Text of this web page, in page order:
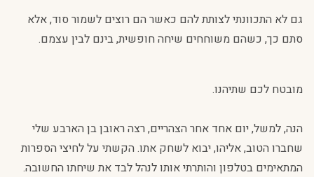
גם לא התכוונתי לצותת להם כאשר הם רוצים לשמור סוד, אלא
סתם כך, כשהם משוחחים שיחה חופשית, בינם לבין עצמם.
מובטח לכם שתיהנו.
הנה, למשל, יום אחד אחר הצהריים, רצה ראובן בן הארבע שלי
שחברו הטוב, אליהו, יבוא לשחק אתו. הקשתי על לחיצי הספרות
המתאימים בטלפון והותרתי אותו לנהל לבד את שיחתו החשובה.